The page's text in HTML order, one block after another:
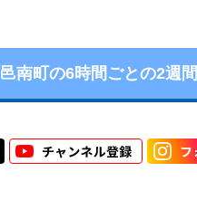
邑南町の6時間ごとの2週